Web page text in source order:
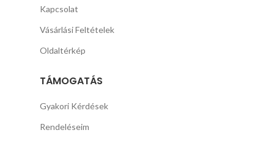
Kapcsolat
Vásárlási Feltételek
Oldaltérkép
TÁMOGATÁS
Gyakori Kérdések
Rendeléseim